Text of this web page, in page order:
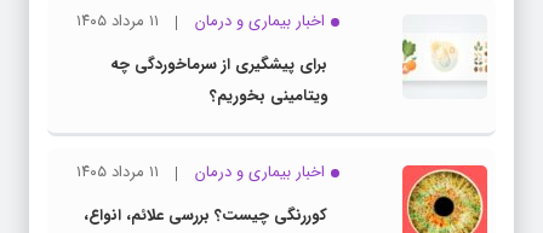
اخبار بیماری و درمان
۱۱ مرداد ۱۴۰۵
برای پیشگیری از سرماخوردگی چه
ویتامینی بخوریم؟
اخبار بیماری و درمان
۱۱ مرداد ۱۴۰۵
کوررنگی چیست؟ بررسی علائم، انواع،